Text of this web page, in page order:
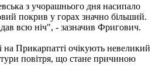
з учорашнього дня насипало
покрив у горах значно більший.
всю ніч", - зазначив Фригович.
на Прикарпатті очікують невеликий
повітря, що стане причиною